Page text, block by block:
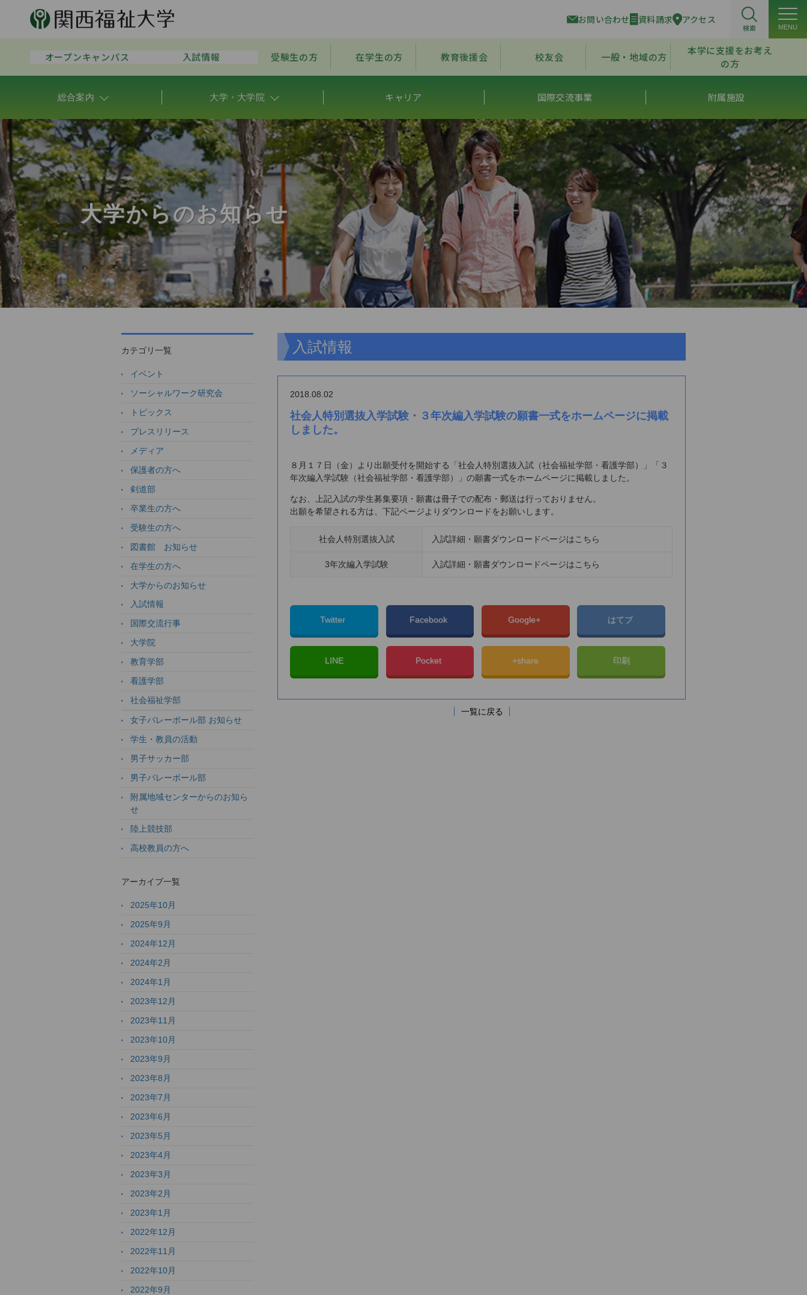
お問い合わせ 資料請求 アクセス
検索 MENU
オープンキャンパス 入試情報 受験生の方 在学生の方 教育後援会 校友会 一般・地域の方
本学に支援をお考え
の方
総合案内 大学・大学院 キャリア 国際交流事業 附属施設
大学からのお知らせ
入試情報
2018.08.02
社会人特別選抜入学試験・３年次編入学試験の願書一式をホームページに掲載
しました。
８月１７日（金）より出願受付を開始する「社会人特別選抜入試（社会福祉学部・看護学部）」「３
年次編入学試験（社会福祉学部・看護学部）」の願書一式をホームページに掲載しました。
なお、上記入試の学生募集要項・願書は冊子での配布・郵送は行っておりません。
出願を希望される方は、下記ページよりダウンロードをお願いします。
社会人特別選抜入試 入試詳細・願書ダウンロードページはこちら
3年次編入学試験 入試詳細・願書ダウンロードページはこちら
Twitter Facebook Google+ はてブ
LINE Pocket +share 印刷
一覧に戻る
カテゴリ一覧
イベント
ソーシャルワーク研究会
トピックス
プレスリリース
メディア
保護者の方へ
剣道部
卒業生の方へ
受験生の方へ
図書館 お知らせ
在学生の方へ
大学からのお知らせ
入試情報
国際交流行事
大学院
教育学部
看護学部
社会福祉学部
女子バレーボール部 お知らせ
学生・教員の活動
男子サッカー部
男子バレーボール部
附属地域センターからのお知ら
せ
陸上競技部
高校教員の方へ
アーカイブ一覧
2025年10月
2025年9月
2024年12月
2024年2月
2024年1月
2023年12月
2023年11月
2023年10月
2023年9月
2023年8月
2023年7月
2023年6月
2023年5月
2023年4月
2023年3月
2023年2月
2023年1月
2022年12月
2022年11月
2022年10月
2022年9月